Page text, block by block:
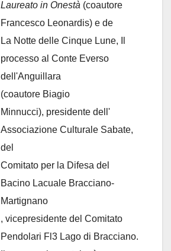
Laureato in Onestà (coautore
Francesco Leonardis) e de
La Notte delle Cinque Lune, Il
processo al Conte Everso
dell'Anguillara
(coautore Biagio
Minnucci), presidente dell'
Associazione Culturale Sabate,
del
Comitato per la Difesa del
Bacino Lacuale Bracciano-
Martignano
, vicepresidente del Comitato
Pendolari Fl3 Lago di Bracciano.